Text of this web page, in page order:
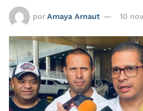
por Amaya Arnaut 10